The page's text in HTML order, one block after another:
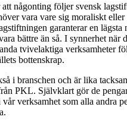
någonting följer svensk
vara vare sig moraliskt eller
garanterar en lägsta
bättre än så. I synnerhet när
tvivelaktiga verksamheter
bottenskrap.
i branschen och är lika
PKL. Självklart gör de
verksamhet som alla andra